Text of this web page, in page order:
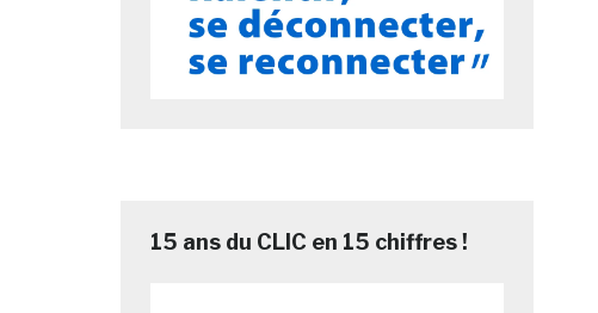
15 ans du CLIC en 15 chiffres !